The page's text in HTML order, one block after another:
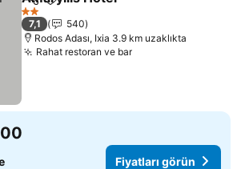
PaylaşFavorilerime ekle
2 Yıldız
7,1
540
Rodos Adası, Ixia 3.9 km uzaklıkta
Rahat restoran ve barFiyatları görün
Fiyatları görün